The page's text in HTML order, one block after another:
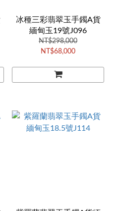
冰種三彩翡翠玉手鐲A貨
緬甸玉19號J096
NT$298,000
NT$68,000